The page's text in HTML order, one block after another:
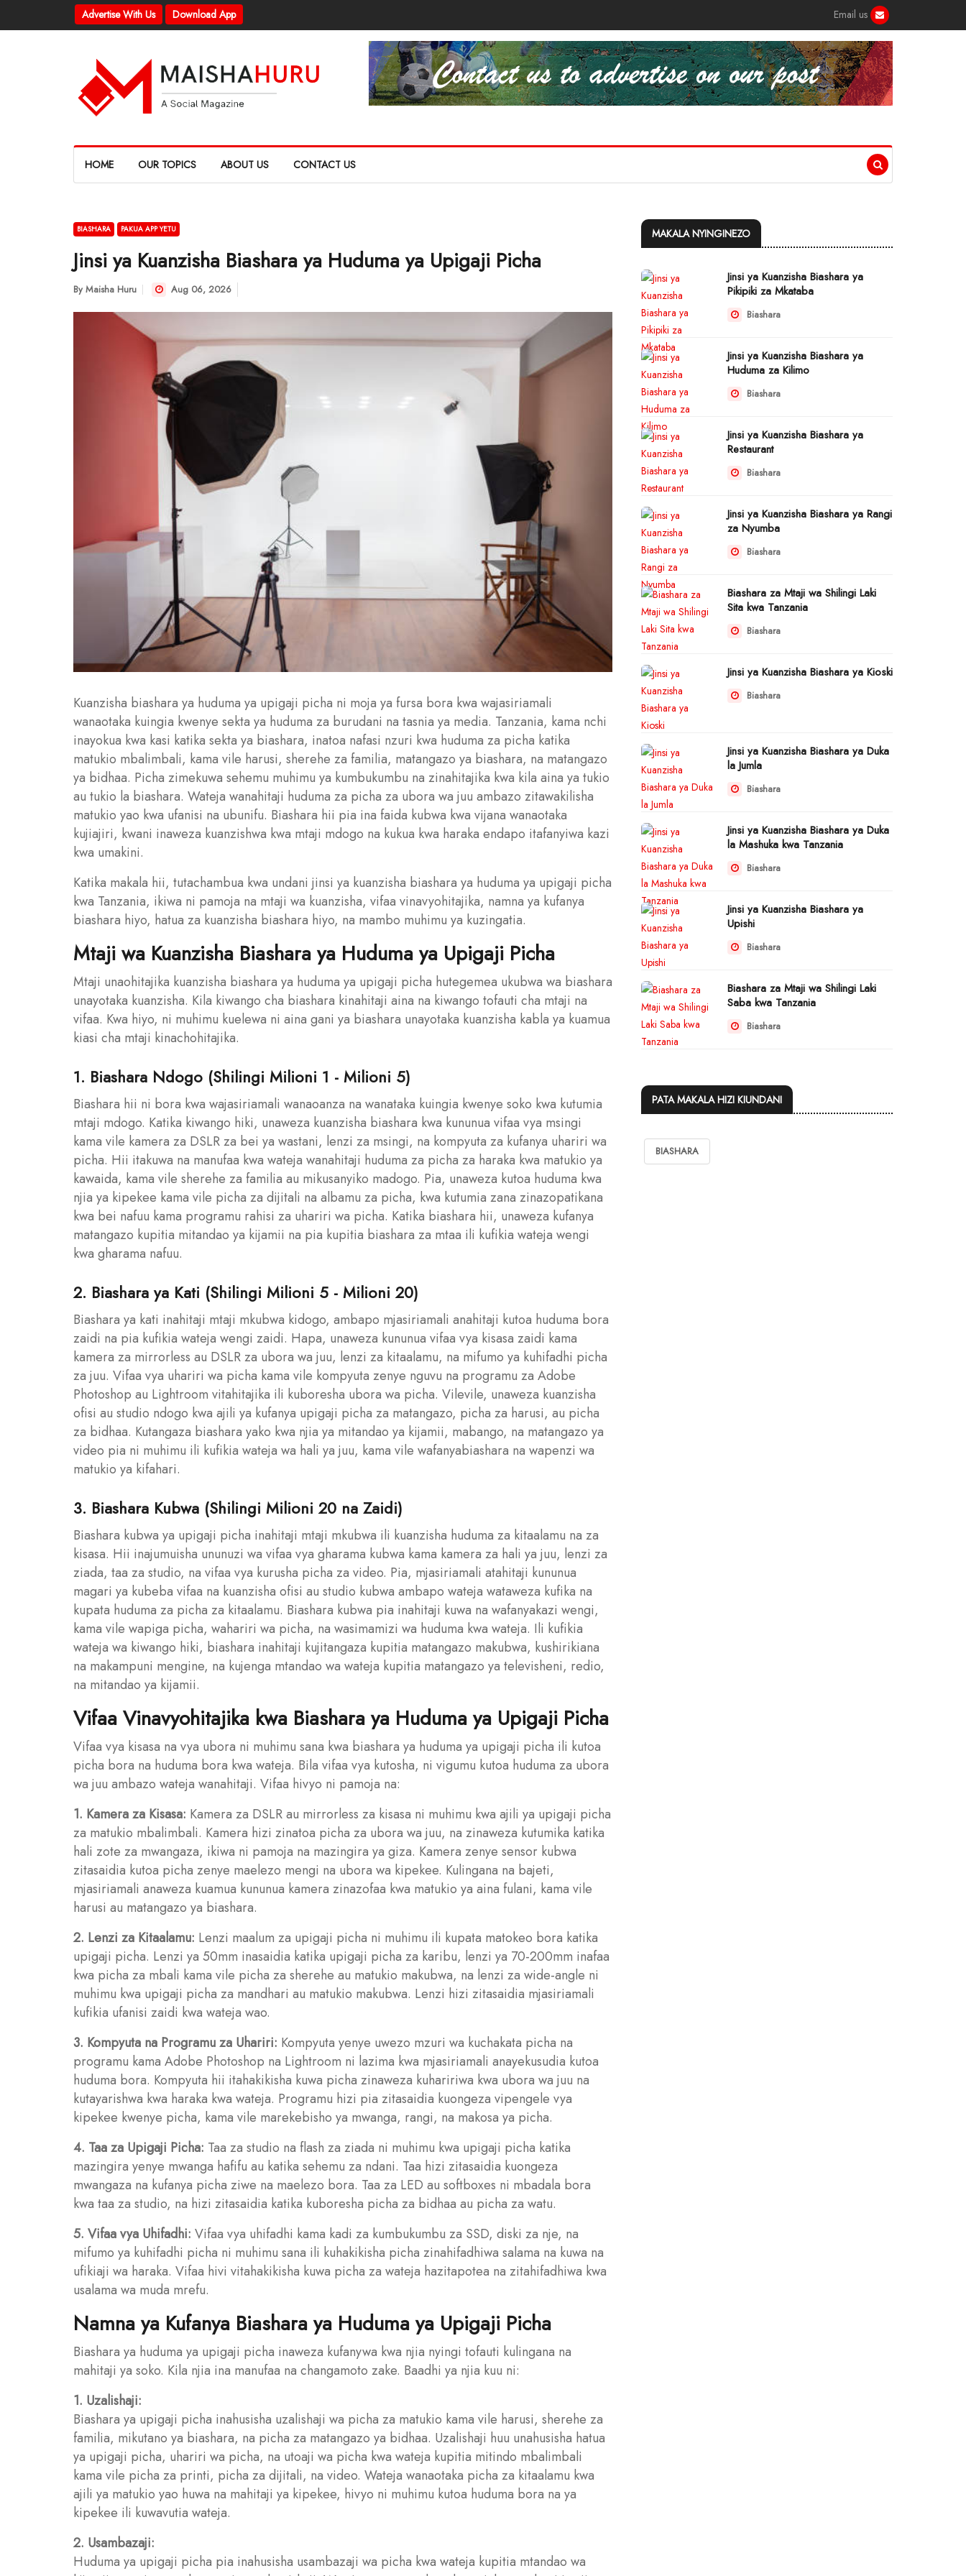
Advertise With Us Download App Email us
HOME OUR TOPICS ABOUT US CONTACT US
BIASHARA PAKUA APP YETU
Jinsi ya Kuanzisha Biashara ya Huduma ya Upigaji Picha
By Maisha Huru Aug 06, 2026
Kuanzisha biashara ya huduma ya upigaji picha ni moja ya fursa bora kwa wajasiriamali
wanaotaka kuingia kwenye sekta ya huduma za burudani na tasnia ya media. Tanzania, kama nchi
inayokua kwa kasi katika sekta ya biashara, inatoa nafasi nzuri kwa huduma za picha katika
matukio mbalimbali, kama vile harusi, sherehe za familia, matangazo ya biashara, na matangazo
ya bidhaa. Picha zimekuwa sehemu muhimu ya kumbukumbu na zinahitajika kwa kila aina ya tukio
au tukio la biashara. Wateja wanahitaji huduma za picha za ubora wa juu ambazo zitawakilisha
matukio yao kwa ufanisi na ubunifu. Biashara hii pia ina faida kubwa kwa vijana wanaotaka
kujiajiri, kwani inaweza kuanzishwa kwa mtaji mdogo na kukua kwa haraka endapo itafanyiwa kazi
kwa umakini.
Katika makala hii, tutachambua kwa undani jinsi ya kuanzisha biashara ya huduma ya upigaji picha
kwa Tanzania, ikiwa ni pamoja na mtaji wa kuanzisha, vifaa vinavyohitajika, namna ya kufanya
biashara hiyo, hatua za kuanzisha biashara hiyo, na mambo muhimu ya kuzingatia.
Mtaji wa Kuanzisha Biashara ya Huduma ya Upigaji Picha
Mtaji unaohitajika kuanzisha biashara ya huduma ya upigaji picha hutegemea ukubwa wa biashara
unayotaka kuanzisha. Kila kiwango cha biashara kinahitaji aina na kiwango tofauti cha mtaji na
vifaa. Kwa hiyo, ni muhimu kuelewa ni aina gani ya biashara unayotaka kuanzisha kabla ya kuamua
kiasi cha mtaji kinachohitajika.
1. Biashara Ndogo (Shilingi Milioni 1 - Milioni 5)
Biashara hii ni bora kwa wajasiriamali wanaoanza na wanataka kuingia kwenye soko kwa kutumia
mtaji mdogo. Katika kiwango hiki, unaweza kuanzisha biashara kwa kununua vifaa vya msingi
kama vile kamera za DSLR za bei ya wastani, lenzi za msingi, na kompyuta za kufanya uhariri wa
picha. Hii itakuwa na manufaa kwa wateja wanahitaji huduma za picha za haraka kwa matukio ya
kawaida, kama vile sherehe za familia au mikusanyiko madogo. Pia, unaweza kutoa huduma kwa
njia ya kipekee kama vile picha za dijitali na albamu za picha, kwa kutumia zana zinazopatikana
kwa bei nafuu kama programu rahisi za uhariri wa picha. Katika biashara hii, unaweza kufanya
matangazo kupitia mitandao ya kijamii na pia kupitia biashara za mtaa ili kufikia wateja wengi
kwa gharama nafuu.
2. Biashara ya Kati (Shilingi Milioni 5 - Milioni 20)
Biashara ya kati inahitaji mtaji mkubwa kidogo, ambapo mjasiriamali anahitaji kutoa huduma bora
zaidi na pia kufikia wateja wengi zaidi. Hapa, unaweza kununua vifaa vya kisasa zaidi kama
kamera za mirrorless au DSLR za ubora wa juu, lenzi za kitaalamu, na mifumo ya kuhifadhi picha
za juu. Vifaa vya uhariri wa picha kama vile kompyuta zenye nguvu na programu za Adobe
Photoshop au Lightroom vitahitajika ili kuboresha ubora wa picha. Vilevile, unaweza kuanzisha
ofisi au studio ndogo kwa ajili ya kufanya upigaji picha za matangazo, picha za harusi, au picha
za bidhaa. Kutangaza biashara yako kwa njia ya mitandao ya kijamii, mabango, na matangazo ya
video pia ni muhimu ili kufikia wateja wa hali ya juu, kama vile wafanyabiashara na wapenzi wa
matukio ya kifahari.
3. Biashara Kubwa (Shilingi Milioni 20 na Zaidi)
Biashara kubwa ya upigaji picha inahitaji mtaji mkubwa ili kuanzisha huduma za kitaalamu na za
kisasa. Hii inajumuisha ununuzi wa vifaa vya gharama kubwa kama kamera za hali ya juu, lenzi za
ziada, taa za studio, na vifaa vya kurusha picha za video. Pia, mjasiriamali atahitaji kununua
magari ya kubeba vifaa na kuanzisha ofisi au studio kubwa ambapo wateja wataweza kufika na
kupata huduma za picha za kitaalamu. Biashara kubwa pia inahitaji kuwa na wafanyakazi wengi,
kama vile wapiga picha, wahariri wa picha, na wasimamizi wa huduma kwa wateja. Ili kufikia
wateja wa kiwango hiki, biashara inahitaji kujitangaza kupitia matangazo makubwa, kushirikiana
na makampuni mengine, na kujenga mtandao wa wateja kupitia matangazo ya televisheni, redio,
na mitandao ya kijamii.
Vifaa Vinavyohitajika kwa Biashara ya Huduma ya Upigaji Picha
Vifaa vya kisasa na vya ubora ni muhimu sana kwa biashara ya huduma ya upigaji picha ili kutoa
picha bora na huduma bora kwa wateja. Bila vifaa vya kutosha, ni vigumu kutoa huduma za ubora
wa juu ambazo wateja wanahitaji. Vifaa hivyo ni pamoja na:
1. Kamera za Kisasa: Kamera za DSLR au mirrorless za kisasa ni muhimu kwa ajili ya upigaji picha
za matukio mbalimbali. Kamera hizi zinatoa picha za ubora wa juu, na zinaweza kutumika katika
hali zote za mwangaza, ikiwa ni pamoja na mazingira ya giza. Kamera zenye sensor kubwa
zitasaidia kutoa picha zenye maelezo mengi na ubora wa kipekee. Kulingana na bajeti,
mjasiriamali anaweza kuamua kununua kamera zinazofaa kwa matukio ya aina fulani, kama vile
harusi au matangazo ya biashara.
2. Lenzi za Kitaalamu: Lenzi maalum za upigaji picha ni muhimu ili kupata matokeo bora katika
upigaji picha. Lenzi ya 50mm inasaidia katika upigaji picha za karibu, lenzi ya 70-200mm inafaa
kwa picha za mbali kama vile picha za sherehe au matukio makubwa, na lenzi za wide-angle ni
muhimu kwa upigaji picha za mandhari au matukio makubwa. Lenzi hizi zitasaidia mjasiriamali
kufikia ufanisi zaidi kwa wateja wao.
3. Kompyuta na Programu za Uhariri: Kompyuta yenye uwezo mzuri wa kuchakata picha na
programu kama Adobe Photoshop na Lightroom ni lazima kwa mjasiriamali anayekusudia kutoa
huduma bora. Kompyuta hii itahakikisha kuwa picha zinaweza kuhaririwa kwa ubora wa juu na
kutayarishwa kwa haraka kwa wateja. Programu hizi pia zitasaidia kuongeza vipengele vya
kipekee kwenye picha, kama vile marekebisho ya mwanga, rangi, na makosa ya picha.
4. Taa za Upigaji Picha: Taa za studio na flash za ziada ni muhimu kwa upigaji picha katika
mazingira yenye mwanga hafifu au katika sehemu za ndani. Taa hizi zitasaidia kuongeza
mwangaza na kufanya picha ziwe na maelezo bora. Taa za LED au softboxes ni mbadala bora
kwa taa za studio, na hizi zitasaidia katika kuboresha picha za bidhaa au picha za watu.
5. Vifaa vya Uhifadhi: Vifaa vya uhifadhi kama kadi za kumbukumbu za SSD, diski za nje, na
mifumo ya kuhifadhi picha ni muhimu sana ili kuhakikisha picha zinahifadhiwa salama na kuwa na
ufikiaji wa haraka. Vifaa hivi vitahakikisha kuwa picha za wateja hazitapotea na zitahifadhiwa kwa
usalama wa muda mrefu.
Namna ya Kufanya Biashara ya Huduma ya Upigaji Picha
Biashara ya huduma ya upigaji picha inaweza kufanywa kwa njia nyingi tofauti kulingana na
mahitaji ya soko. Kila njia ina manufaa na changamoto zake. Baadhi ya njia kuu ni:
1. Uzalishaji:
Biashara ya upigaji picha inahusisha uzalishaji wa picha za matukio kama vile harusi, sherehe za
familia, mikutano ya biashara, na picha za matangazo ya bidhaa. Uzalishaji huu unahusisha hatua
ya upigaji picha, uhariri wa picha, na utoaji wa picha kwa wateja kupitia mitindo mbalimbali
kama vile picha za printi, picha za dijitali, na video. Wateja wanaotaka picha za kitaalamu kwa
ajili ya matukio yao huwa na mahitaji ya kipekee, hivyo ni muhimu kutoa huduma bora na ya
kipekee ili kuwavutia wateja.
2. Usambazaji:
Huduma ya upigaji picha pia inahusisha usambazaji wa picha kwa wateja kupitia mtandao wa
MAKALA NYINGINEZO
Jinsi ya Kuanzisha Biashara ya
Pikipiki za Mkataba
Biashara
Jinsi ya Kuanzisha Biashara ya
Huduma za Kilimo
Biashara
Jinsi ya Kuanzisha Biashara ya
Restaurant
Biashara
Jinsi ya Kuanzisha Biashara ya Rangi
za Nyumba
Biashara
Biashara za Mtaji wa Shilingi Laki
Sita kwa Tanzania
Biashara
Jinsi ya Kuanzisha Biashara ya Kioski
Biashara
Jinsi ya Kuanzisha Biashara ya Duka
la Jumla
Biashara
Jinsi ya Kuanzisha Biashara ya Duka
la Mashuka kwa Tanzania
Biashara
Jinsi ya Kuanzisha Biashara ya
Upishi
Biashara
Biashara za Mtaji wa Shilingi Laki
Saba kwa Tanzania
Biashara
PATA MAKALA HIZI KIUNDANI
BIASHARA